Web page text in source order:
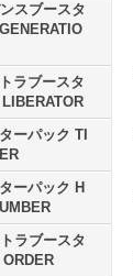
スブースタ
ラブースタ
ーパック TI
ーパック H
ラブースタ